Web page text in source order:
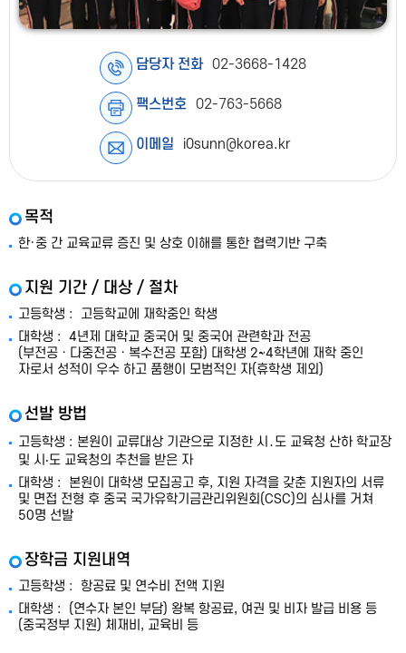
담당자 전화 02-3668-1428
팩스번호 02-763-5668
이메일 i0sunn@korea.kr
목적
한·중 간 교육교류 증진 및 상호 이해를 통한 협력기반 구축
지원 기간 / 대상 / 절차
고등학생 :
고등학교에 재학중인 학생
대학생 : 4년제 대학교 중국어 및 중국어 관련학과 전공
(부전공ㆍ다중전공ㆍ복수전공 포함) 대학생 2~4학년에 재학 중인
자로서 성적이 우수 하고 품행이 모범적인 자(휴학생 제외)
선발 방법
고등학생 : 본원이 교류대상 기관으로 지정한 시․도 교육청 산하 학교장
및 시‧도 교육청의 추천을 받은 자
대학생 :
본원이 대학생 모집공고 후, 지원 자격을 갖춘 지원자의 서류
및 면접 전형 후 중국 국가유학기금관리위원회(CSC)의 심사를 거쳐
50명 선발
장학금 지원내역
고등학생 : 항공료 및 연수비 전액 지원
대학생 :
(연수자 본인 부담) 왕복 항공료, 여권 및 비자 발급 비용 등
(중국정부 지원) 체재비, 교육비 등